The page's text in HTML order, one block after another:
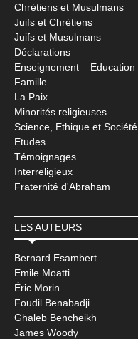
Chrétiens et Musulmans
Juifs et Chrétiens
Juifs et Musulmans
Déclarations
Enseignement – Education
Famille
La Paix
Minorités religieuses
Science, Ethique et Société
Etudes
Témoignages
Interreligieux
Fraternité d'Abraham
LES AUTEURS
Bernard Esambert
Emile Moatti
Éric Morin
Foudil Benabadji
Ghaleb Bencheikh
James Woody